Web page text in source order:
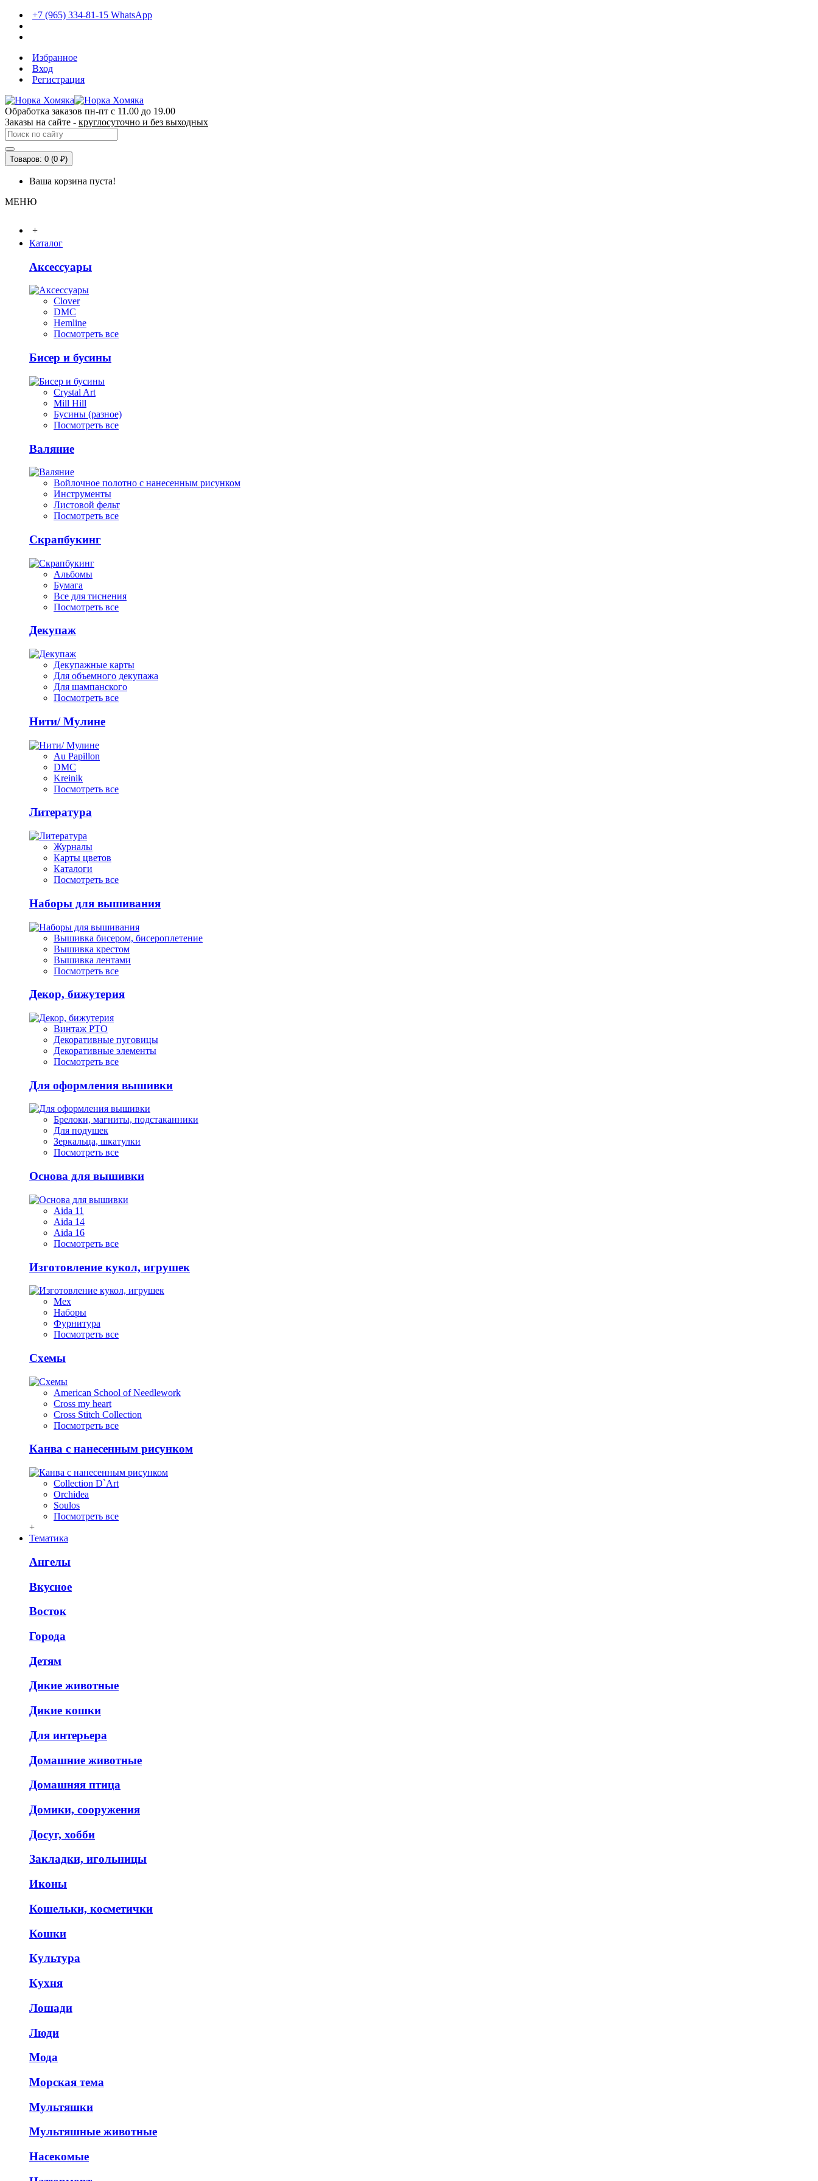
+7 (965) 334-81-15 WhatsApp
Избранное
Вход
Регистрация
Обработка заказов пн-пт с 11.00 до 19.00
Заказы на сайте - круглосуточно и без выходных
Товаров: 0 (0 ₽)
Ваша корзина пуста!
МЕНЮ
+
Каталог
Аксессуары
Clover
DMC
Hemline
Посмотреть все
Бисер и бусины
Crystal Art
Mill Hill
Бусины (разное)
Посмотреть все
Валяние
Войлочное полотно с нанесенным рисунком
Инструменты
Листовой фельт
Посмотреть все
Скрапбукинг
Альбомы
Бумага
Все для тиснения
Посмотреть все
Декупаж
Декупажные карты
Для объемного декупажа
Для шампанского
Посмотреть все
Нити/ Мулине
Au Papillon
DMC
Kreinik
Посмотреть все
Литература
Журналы
Карты цветов
Каталоги
Посмотреть все
Наборы для вышивания
Вышивка бисером, бисероплетение
Вышивка крестом
Вышивка лентами
Посмотреть все
Декор, бижутерия
Винтаж РТО
Декоративные пуговицы
Декоративные элементы
Посмотреть все
Для оформления вышивки
Брелоки, магниты, подстаканники
Для подушек
Зеркальца, шкатулки
Посмотреть все
Основа для вышивки
Aida 11
Aida 14
Aida 16
Посмотреть все
Изготовление кукол, игрушек
Мех
Наборы
Фурнитура
Посмотреть все
Схемы
American School of Needlework
Cross my heart
Cross Stitch Collection
Посмотреть все
Канва с нанесенным рисунком
Collection D`Art
Orchidea
Soulos
Посмотреть все
+
Тематика
Ангелы
Вкусное
Восток
Города
Детям
Дикие животные
Дикие кошки
Для интерьера
Домашние животные
Домашняя птица
Домики, сооружения
Досуг, хобби
Закладки, игольницы
Иконы
Кошельки, косметички
Кошки
Культура
Кухня
Лошади
Люди
Мода
Морская тема
Мультяшки
Мультяшные животные
Насекомые